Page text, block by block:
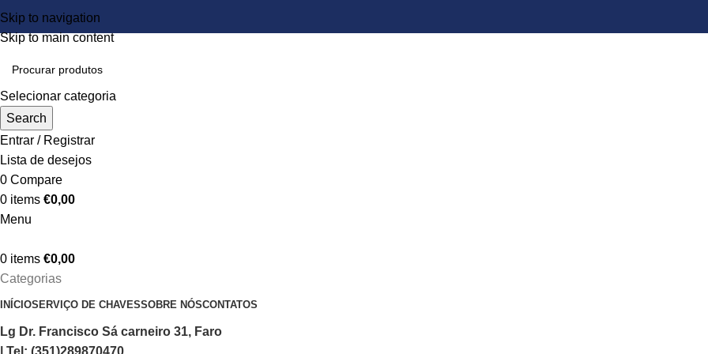
Skip to navigation
Skip to main content
Selecionar categoria
Search
Entrar / Registrar
Lista de desejos
0 Compare
0 items €0,00
Menu
0 items €0,00
Categorias
INÍCIOSERVIÇO DE CHAVESSOBRE NÓSCONTATOS
Lg Dr. Francisco Sá carneiro 31, Faro
| Tel: (351)289870470